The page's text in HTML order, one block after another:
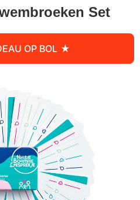
Set
OP BOL